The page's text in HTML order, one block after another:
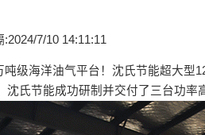
7/10 14:11:11
吨级海洋油气平台！沈氏节能超大型
沈氏节能成功研制并交付了三台功